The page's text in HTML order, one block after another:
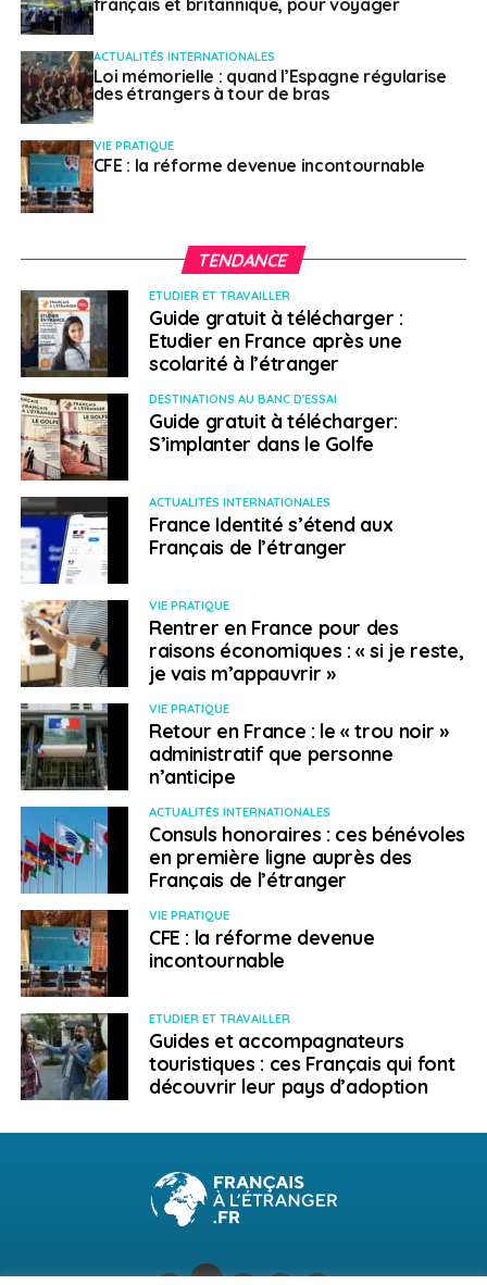
ACTUALITÉS INTERNATIONALES
Loi mémorielle : quand l’Espagne régularise
des étrangers à tour de bras
VIE PRATIQUE
CFE : la réforme devenue incontournable
TENDANCE
ETUDIER ET TRAVAILLER
Guide gratuit à télécharger :
Etudier en France après une
scolarité à l’étranger
DESTINATIONS AU BANC D'ESSAI
Guide gratuit à télécharger:
S’implanter dans le Golfe
ACTUALITÉS INTERNATIONALES
France Identité s’étend aux
Français de l’étranger
VIE PRATIQUE
Rentrer en France pour des
raisons économiques : « si je reste,
je vais m’appauvrir »
VIE PRATIQUE
Retour en France : le « trou noir »
administratif que personne
n’anticipe
ACTUALITÉS INTERNATIONALES
Consuls honoraires : ces bénévoles
en première ligne auprès des
Français de l’étranger
VIE PRATIQUE
CFE : la réforme devenue
incontournable
ETUDIER ET TRAVAILLER
Guides et accompagnateurs
touristiques : ces Français qui font
découvrir leur pays d’adoption